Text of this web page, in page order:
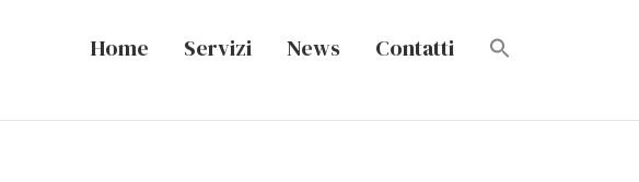
Home Servizi News Contatti